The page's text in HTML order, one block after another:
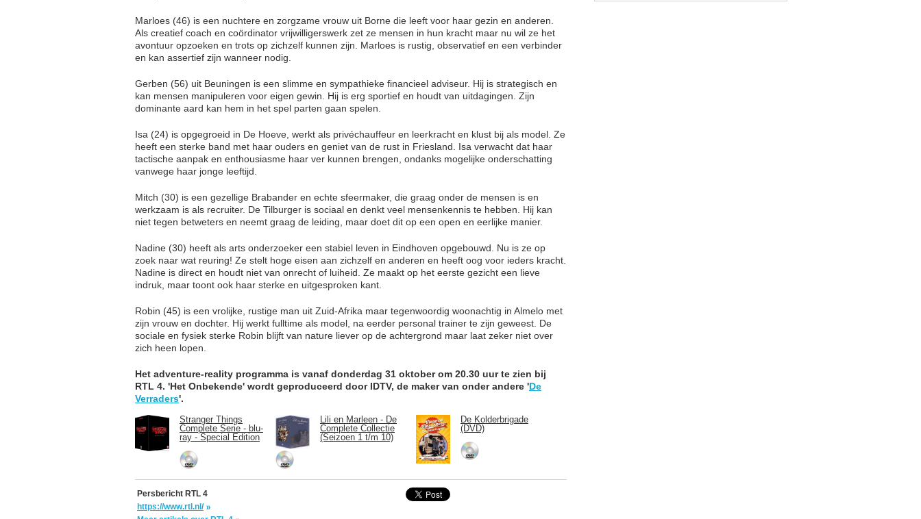
Marloes (46) is een nuchtere en zorgzame vrouw uit Borne die leeft voor haar gezin en anderen.
Als creatief coach en coördinator vrijwilligerswerk zet ze mensen in hun kracht maar nu wil ze het
avontuur opzoeken en trots op zichzelf kunnen zijn. Marloes is rustig, observatief en een verbinder
en kan assertief zijn wanneer nodig.
Gerben (56) uit Beuningen is een slimme en sympathieke financieel adviseur. Hij is strategisch en
kan mensen manipuleren voor eigen gewin. Hij is erg sportief en houdt van uitdagingen. Zijn
dominante aard kan hem in het spel parten gaan spelen.
Isa (24) is opgegroeid in De Hoeve, werkt als privéchauffeur en leerkracht en klust bij als model. Ze
heeft een sterke band met haar ouders en geniet van de rust in Friesland. Isa verwacht dat haar
tactische aanpak en enthousiasme haar ver kunnen brengen, ondanks mogelijke onderschatting
vanwege haar jonge leeftijd.
Mitch (30) is een gezellige Brabander en echte sfeermaker, die graag onder de mensen is en
werkzaam is als recruiter. De Tilburger is sociaal en denkt veel mensenkennis te hebben. Hij kan
niet tegen betweters en neemt graag de leiding, maar doet dit op een open en eerlijke manier.
Nadine (30) heeft als arts onderzoeker een stabiel leven in Eindhoven opgebouwd. Nu is ze op
zoek naar wat reuring! Ze stelt hoge eisen aan zichzelf en anderen en heeft oog voor ieders kracht.
Nadine is direct en houdt niet van onrecht of luiheid. Ze maakt op het eerste gezicht een lieve
indruk, maar toont ook haar sterke en uitgesproken kant.
Robin (45) is een vrolijke, rustige man uit Zuid-Afrika maar tegenwoordig woonachtig in Almelo met
zijn vrouw en dochter. Hij werkt fulltime als model, na eerder personal trainer te zijn geweest. De
sociale en fysiek sterke Robin blijft van nature liever op de achtergrond maar laat zeker niet over
zich heen lopen.
Het adventure-reality programma is vanaf donderdag 31 oktober om 20.30 uur te zien bij
RTL 4. 'Het Onbekende' wordt geproduceerd door IDTV, de maker van onder andere 'De
Verraders'.
Stranger Things
Complete Serie - blu-
ray - Special Edition
Lili en Marleen - De
Complete Collectie
(Seizoen 1 t/m 10)
De Kolderbrigade
(DVD)
Persbericht RTL 4
https://www.rtl.nl/